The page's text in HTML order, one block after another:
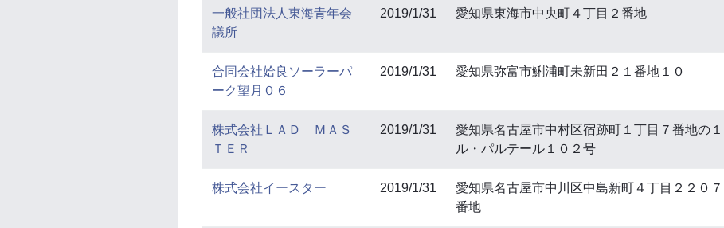
一般社団法人東海青年会
議所
2019/1/31 愛知県東海市中央町４丁目２番地
合同会社姶良ソーラーパ
ーク望月０６
2019/1/31 愛知県弥富市鯏浦町未新田２１番地１０
株式会社ＬＡＤ ＭＡＳ
ＴＥＲ
2019/1/31
愛知県名古屋市中村区宿跡町１丁目７番地の１
ル・パルテール１０２号
株式会社イースター 2019/1/31
愛知県名古屋市中川区中島新町４丁目２２０７
番地